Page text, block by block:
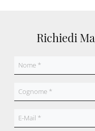
Richiedi